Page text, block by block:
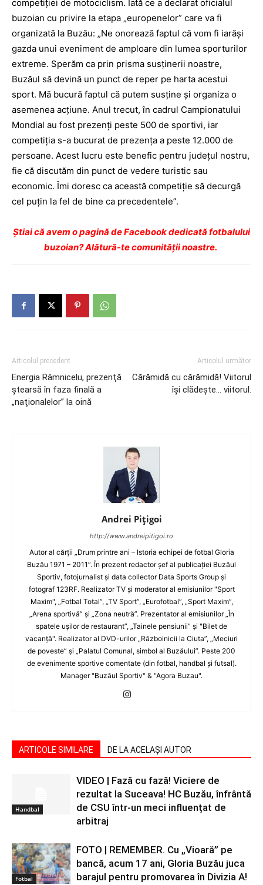
competiţiei de motociclism. Iată ce a declarat oficialul
buzoian cu privire la etapa „europenelor” care va fi
organizată la Buzău: „Ne onorează faptul că vom fi iarăşi
gazda unui eveniment de amploare din lumea sporturilor
extreme. Sperăm ca prin prisma susţinerii noastre,
Buzăul să devină un punct de reper pe harta acestui
sport. Mă bucură faptul că putem susţine şi organiza o
asemenea acţiune. Anul trecut, în cadrul Campionatului
Mondial au fost prezenţi peste 500 de sportivi, iar
competiţia s-a bucurat de prezenţa a peste 12.000 de
persoane. Acest lucru este benefic pentru judeţul nostru,
fie că discutăm din punct de vedere turistic sau
economic. Îmi doresc ca această competiţie să decurgă
cel puţin la fel de bine ca precedentele”.
Ştiai că avem o pagină de Facebook dedicată fotbalului
buzoian? Alătură-te comunității noastre.
Articolul precedent
Energia Râmnicelu, prezenţă
ştearsă în faza finală a
„naţionalelor” la oină
Articolul următor
Cărămidă cu cărămidă! Viitorul
îşi clădeşte… viitorul.
Andrei Pițigoi
http://www.andreipitigoi.ro
Autor al cărţii „Drum printre ani – Istoria echipei de fotbal Gloria
Buzău 1971 – 2011”. În prezent redactor şef al publicaţiei Buzăul
Sportiv, fotojurnalist şi data collector Data Sports Group şi
fotograf 123RF. Realizator TV şi moderator al emisiunilor "Sport
Maxim", „Fotbal Total”, „TV Sport”, „Eurofotbal”, „Sport Maxim”,
„Arena sportivă” şi „Zona neutră”. Prezentator al emisiunilor „În
spatele uşilor de restaurant”, „Tainele pensiunii” şi "Bilet de
vacanţă". Realizator al DVD-urilor „Războinicii la Ciuta”, „Meciuri
de poveste” şi „Palatul Comunal, simbol al Buzăului”. Peste 200
de evenimente sportive comentate (din fotbal, handbal şi futsal).
Manager "Buzăul Sportiv" & "Agora Buzau".
ARTICOLE SIMILARE DE LA ACELAȘI AUTOR
Handbal
VIDEO | Fază cu fază! Viciere de
rezultat la Suceava! HC Buzău, înfrântă
de CSU într-un meci influențat de
arbitraj
Fotbal
FOTO | REMEMBER. Cu „Vioară” pe
bancă, acum 17 ani, Gloria Buzău juca
barajul pentru promovarea în Divizia A!